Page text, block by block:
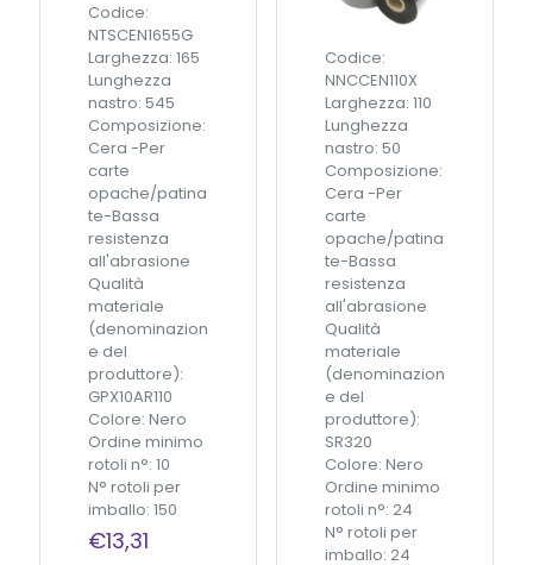
Codice:
NTSCEN1655G
Larghezza: 165
Lunghezza
nastro: 545
Composizione:
Cera -Per
carte
opache/patina
te-Bassa
resistenza
all'abrasione
Qualità
materiale
(denominazion
e del
produttore):
GPX10AR110
Colore: Nero
Ordine minimo
rotoli n°: 10
N° rotoli per
imballo: 150
€13,31
Codice:
NNCCEN110X
Larghezza: 110
Lunghezza
nastro: 50
Composizione:
Cera -Per
carte
opache/patina
te-Bassa
resistenza
all'abrasione
Qualità
materiale
(denominazion
e del
produttore):
SR320
Colore: Nero
Ordine minimo
rotoli n°: 24
N° rotoli per
imballo: 24